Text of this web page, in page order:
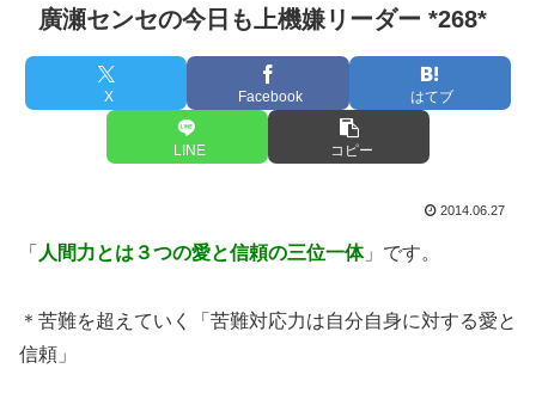
廣瀬センセの今日も上機嫌リーダー *268*
X Facebook はてブ
LINE コピー
2014.06.27
「 人間力とは３つの愛と信頼の三位一体」です。
＊苦難を超えていく「苦難対応力は自分自身に対する愛と
信頼」